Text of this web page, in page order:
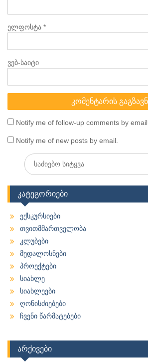
ელფოსტა *
ვებ-საიტი
Notify me of follow-up comments by email.
Notify me of new posts by email.
Search
for:
კატეგორიები
ექსკურსიები
თვითმმართველობა
კლუბები
მედალოსნები
პროექტები
სიახლე
სიახლეები
ღონისძიებები
ჩვენი წარმატებები
არქივები